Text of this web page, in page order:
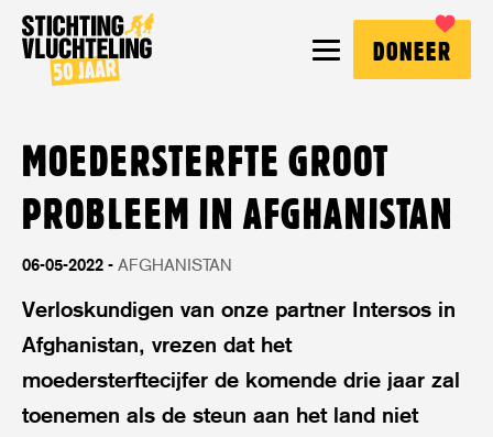
DONEER
MOEDERSTERFTE GROOT
PROBLEEM IN AFGHANISTAN
06-05-2022 AFGHANISTAN
Verloskundigen van onze partner Intersos in
Afghanistan, vrezen dat het
moedersterftecijfer de komende drie jaar zal
toenemen als de steun aan het land niet